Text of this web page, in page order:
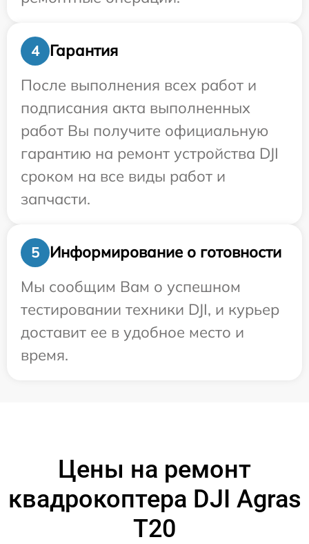
4
Гарантия
После выполнения всех работ и
подписания акта выполненных
работ Вы получите официальную
гарантию на ремонт устройства DJI
сроком на все виды работ и
запчасти.
5
Информирование о готовности
Мы сообщим Вам о успешном
тестировании техники DJI, и курьер
доставит ее в удобное место и
время.
Цены на ремонт
квадрокоптера DJI Agras
T20